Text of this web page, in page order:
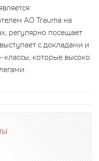
АО Trauma на
регулярно посещает
с докладами и
классы, которые высоко